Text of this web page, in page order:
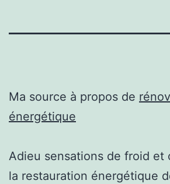
Ma source à propos de
énergétique
Adieu sensations de froid et
la restauration énergétique